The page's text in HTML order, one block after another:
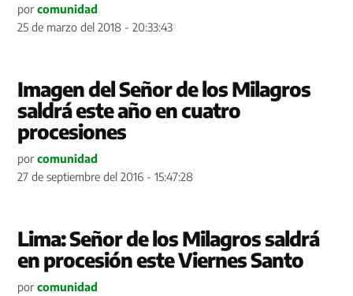
por comunidad
25 de marzo del 2018 - 20:33:43
Imagen del Señor de los Milagros
saldrá este año en cuatro
procesiones
por comunidad
27 de septiembre del 2016 - 15:47:28
Lima: Señor de los Milagros saldrá
en procesión este Viernes Santo
por comunidad